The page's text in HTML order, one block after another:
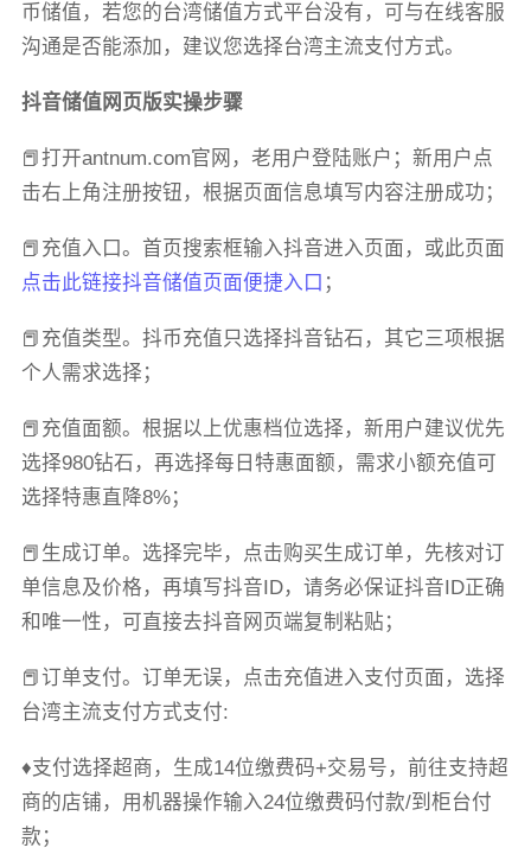
币储值，若您的台湾储值方式平台没有，可与在线客服
沟通是否能添加，建议您选择台湾主流支付方式。
抖音储值网页版实操步骤
📕打开antnum.com官网，老用户登陆账户；新用户点
击右上角注册按钮，根据页面信息填写内容注册成功；
📕充值入口。首页搜索框输入抖音进入页面，或此页面
点击此链接抖音储值页面便捷入口 ；
📕充值类型。抖币充值只选择抖音钻石，其它三项根据
个人需求选择；
📕充值面额。根据以上优惠档位选择，新用户建议优先
选择980钻石，再选择每日特惠面额，需求小额充值可
选择特惠直降8%；
📕生成订单。选择完毕，点击购买生成订单，先核对订
单信息及价格，再填写抖音ID，请务必保证抖音ID正确
和唯一性，可直接去抖音网页端复制粘贴；
📕订单支付。订单无误，点击充值进入支付页面，选择
台湾主流支付方式支付:
♦支付选择超商，生成14位缴费码+交易号，前往支持超
商的店铺，用机器操作输入24位缴费码付款/到柜台付
款；